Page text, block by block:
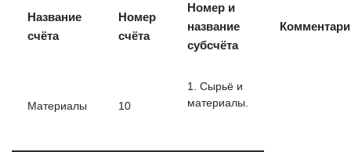
Название
счёта
Номер
счёта
Номер и
название
субсчёта
Материалы 10
1. Сырьё и
материалы.